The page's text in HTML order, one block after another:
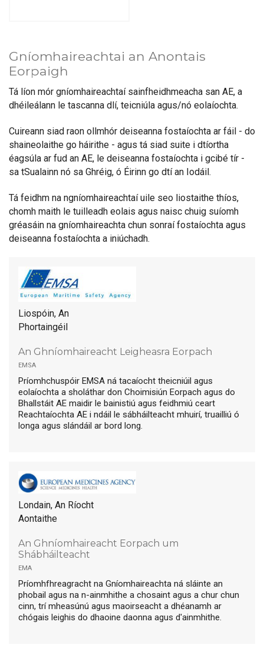
Gníomhaireachtai an Anontais
Eorpaigh
Tá líon mór gníomhaireachtaí sainfheidhmeacha san AE, a
dhéileálann le tascanna dlí, teicniúla agus/nó eolaíochta.
Cuireann siad raon ollmhór deiseanna fostaíochta ar fáil - do
shaineolaithe go háirithe - agus tá siad suite i dtíortha
éagsúla ar fud an AE, le deiseanna fostaíochta i gcibé tír -
sa tSualainn nó sa Ghréig, ó Éirinn go dtí an Iodáil.
Tá feidhm na ngníomhaireachtaí uile seo liostaithe thíos,
chomh maith le tuilleadh eolais agus naisc chuig suíomh
gréasáin na gníomhaireachta chun sonraí fostaíochta agus
deiseanna fostaíochta a iniúchadh.
Liospóin, An
Phortaingéil
An Ghníomhaireacht Leigheasra Eorpach
emsa
Príomhchuspóir EMSA ná tacaíocht theicniúil agus
eolaíochta a sholáthar don Choimisiún Eorpach agus do
Bhallstáit AE maidir le bainistiú agus feidhmiú ceart
Reachtaíochta AE i ndáil le sábháilteacht mhuirí, truailliú ó
longa agus slándáil ar bord long.
Londain, An Ríocht
Aontaithe
An Ghníomhaireacht Eorpach um
Shábháilteacht
ema
Príomhfhreagracht na Gníomhaireachta ná sláinte an
phobail agus na n-ainmhithe a chosaint agus a chur chun
cinn, trí mheasúnú agus maoirseacht a dhéanamh ar
chógais leighis do dhaoine daonna agus d'ainmhithe.